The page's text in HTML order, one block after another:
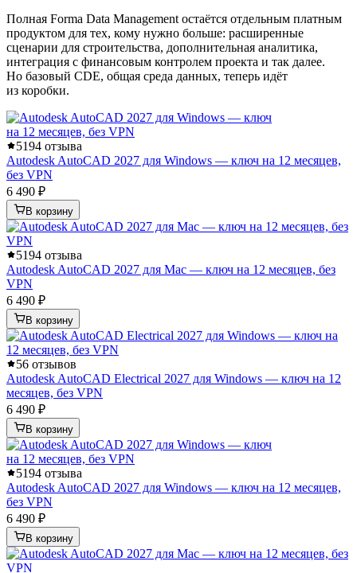
Полная Forma Data Management остаётся отдельным платным
продуктом для тех, кому нужно больше: расширенные
сценарии для строительства, дополнительная аналитика,
интеграция с финансовым контролем проекта и так далее.
Но базовый CDE, общая среда данных, теперь идёт
из коробки.
5194 отзыва
Autodesk AutoCAD 2027 для Windows — ключ на 12 месяцев,
без VPN
6 490 ₽
В корзину
5194 отзыва
Autodesk AutoCAD 2027 для Mac — ключ на 12 месяцев, без
VPN
6 490 ₽
В корзину
56 отзывов
Autodesk AutoCAD Electrical 2027 для Windows — ключ на 12
месяцев, без VPN
6 490 ₽
В корзину
5194 отзыва
Autodesk AutoCAD 2027 для Windows — ключ на 12 месяцев,
без VPN
6 490 ₽
В корзину